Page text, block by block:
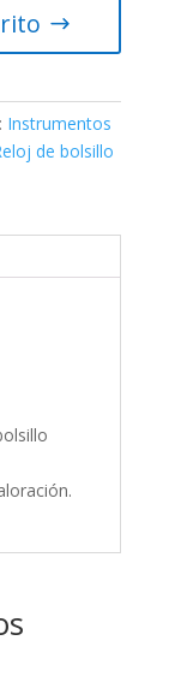
Instrumentos
de bolsillo